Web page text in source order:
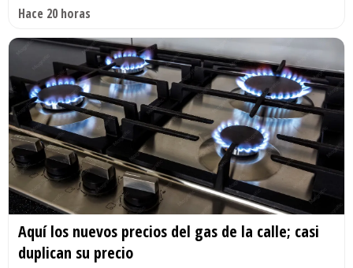
Hace 20 horas
Aquí los nuevos precios del gas de la calle; casi
duplican su precio